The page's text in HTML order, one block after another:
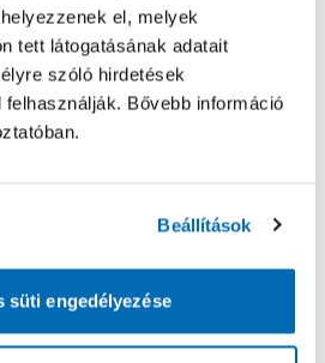
el, melyek
tett látogatásának adatait
szóló hirdetések
Bővebb információ
Beállítások
süti engedélyezése